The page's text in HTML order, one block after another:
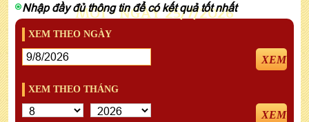
MỚI - NGÀY 25/7/2026
Nhập đầy đủ thông tin để có kết quả tốt nhất
XEM THEO NGÀY
XEM
XEM THEO THÁNG
XEM